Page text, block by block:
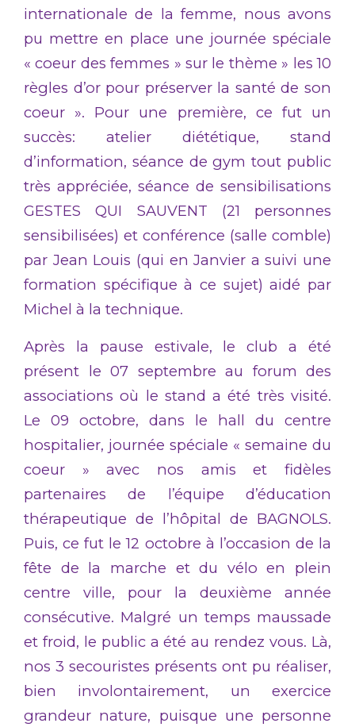
internationale de la femme, nous avons
pu mettre en place une journée spéciale
« coeur des femmes » sur le thème » les 10
règles d’or pour préserver la santé de son
coeur ». Pour une première, ce fut un
succès: atelier diététique, stand
d’information, séance de gym tout public
très appréciée, séance de sensibilisations
GESTES QUI SAUVENT (21 personnes
sensibilisées) et conférence (salle comble)
par Jean Louis (qui en Janvier a suivi une
formation spécifique à ce sujet) aidé par
Michel à la technique.
Après la pause estivale, le club a été
présent le 07 septembre au forum des
associations où le stand a été très visité.
Le 09 octobre, dans le hall du centre
hospitalier, journée spéciale « semaine du
coeur » avec nos amis et fidèles
partenaires de l’équipe d’éducation
thérapeutique de l’hôpital de BAGNOLS.
Puis, ce fut le 12 octobre à l’occasion de la
fête de la marche et du vélo en plein
centre ville, pour la deuxième année
consécutive. Malgré un temps maussade
et froid, le public a été au rendez vous. Là,
nos 3 secouristes présents ont pu réaliser,
bien involontairement, un exercice
grandeur nature, puisque une personne